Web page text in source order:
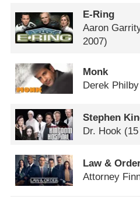
E-Ring
Aaron
2007)
Monk
Derek Philby
Stephen
Dr. Hook
Law &
Attorney